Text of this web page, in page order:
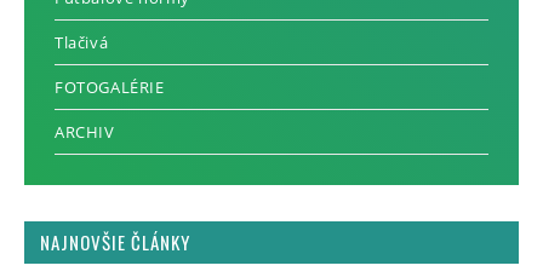
Tlačivá
FOTOGALÉRIE
ARCHIV
NAJNOVŠIE ČLÁNKY